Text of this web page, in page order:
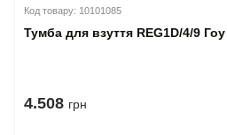
Код товару: 10101085
Тумба для взуття REG1D/4/9
4.508 грн